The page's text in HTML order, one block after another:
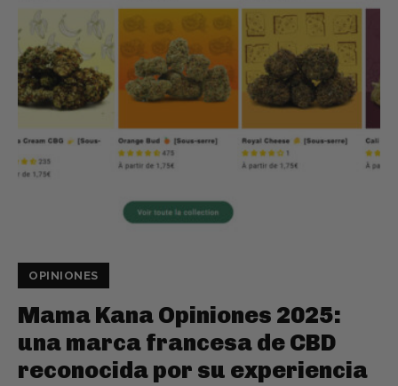
OPINIONES
Mama Kana Opiniones 2025:
una marca francesa de CBD
reconocida por su experiencia